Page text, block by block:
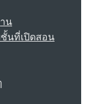
น
นที่เปิดสอน